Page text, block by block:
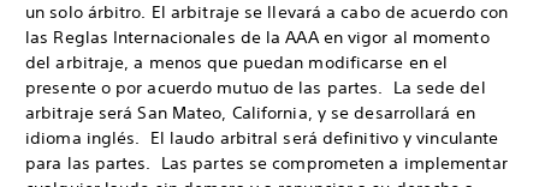
un solo árbitro. El arbitraje se llevará a cabo de acuerdo con
las Reglas Internacionales de la AAA en vigor al momento
del arbitraje, a menos que puedan modificarse en el
presente o por acuerdo mutuo de las partes. La sede del
arbitraje será San Mateo, California, y se desarrollará en
idioma inglés. El laudo arbitral será definitivo y vinculante
para las partes. Las partes se comprometen a implementar